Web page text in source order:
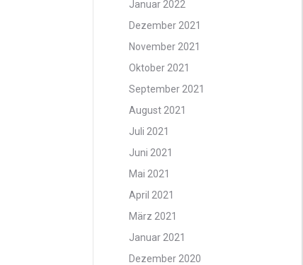
Januar 2022
Dezember 2021
November 2021
Oktober 2021
September 2021
August 2021
Juli 2021
Juni 2021
Mai 2021
April 2021
März 2021
Januar 2021
Dezember 2020